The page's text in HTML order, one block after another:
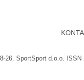
26. SportSport d.o.o.